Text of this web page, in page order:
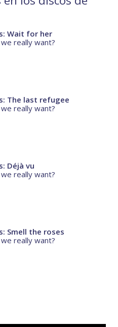
Wait for her
really want?
The last refugee
really want?
Déjà vu
really want?
Smell the roses
really want?